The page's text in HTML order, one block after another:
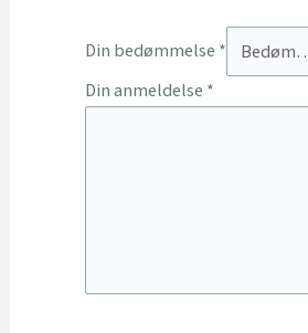
Din bedømmelse *
Din anmeldelse *